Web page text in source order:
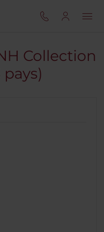
Collection
pays)